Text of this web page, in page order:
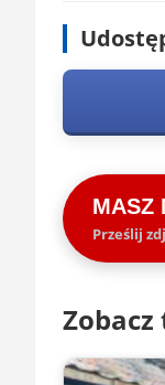
MASZ
Prześlij
Zobacz